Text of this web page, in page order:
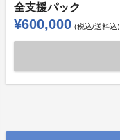
全支援パック
¥600,000 (税込/送料込)